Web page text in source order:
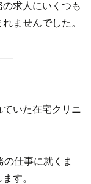
求人にいくつも
ませんでした。
——
いた在宅クリニ
仕事に就くま
す。